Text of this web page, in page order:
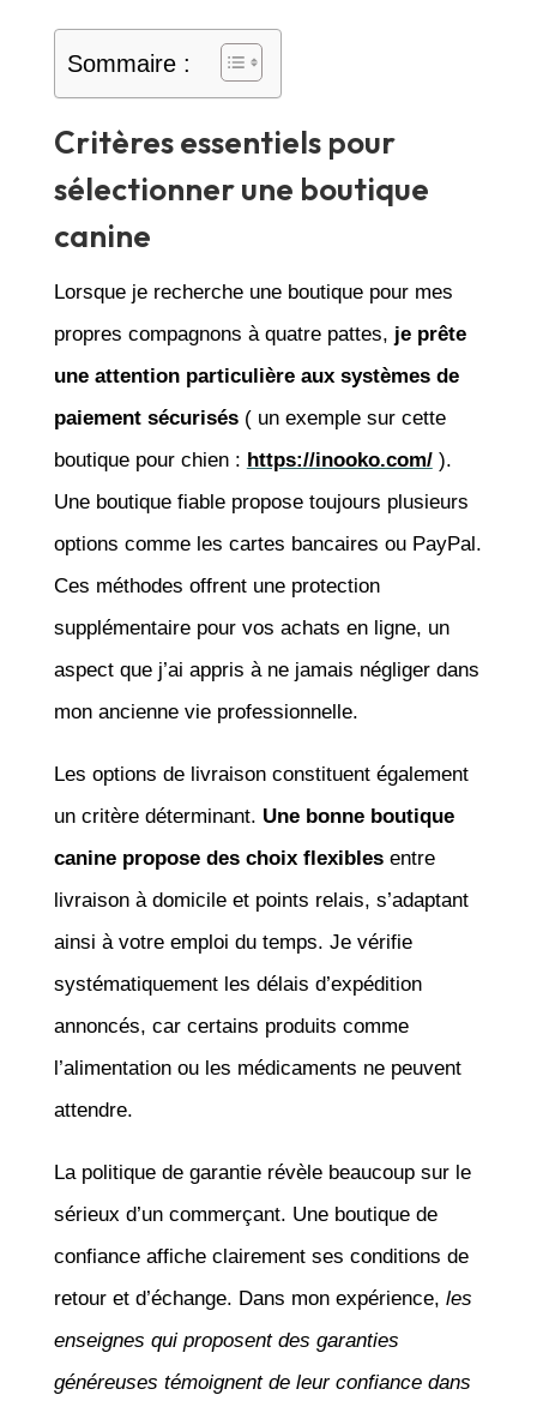
Sommaire :
Critères essentiels pour
sélectionner une boutique
canine
Lorsque je recherche une boutique pour mes
propres compagnons à quatre pattes, je prête
une attention particulière aux systèmes de
paiement sécurisés( un exemple sur cette
boutique pour chien : https://inooko.com/).
Une boutique fiable propose toujours plusieurs
options comme les cartes bancaires ou PayPal.
Ces méthodes offrent une protection
supplémentaire pour vos achats en ligne, un
aspect que j’ai appris à ne jamais négliger dans
mon ancienne vie professionnelle.
Les options de livraison constituent également
un critère déterminant. Une bonne boutique
canine propose des choix flexiblesentre
livraison à domicile et points relais, s’adaptant
ainsi à votre emploi du temps. Je vérifie
systématiquement les délais d’expédition
annoncés, car certains produits comme
l’alimentation ou les médicaments ne peuvent
attendre.
La politique de garantie révèle beaucoup sur le
sérieux d’un commerçant. Une boutique de
confiance affiche clairement ses conditions de
retour et d’échange. Dans mon expérience, les
enseignes qui proposent des garanties
généreuses témoignent de leur confiance dans